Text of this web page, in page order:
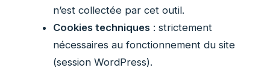
n’est collectée par cet outil.
Cookies techniques : strictement
nécessaires au fonctionnement du site
(session WordPress).